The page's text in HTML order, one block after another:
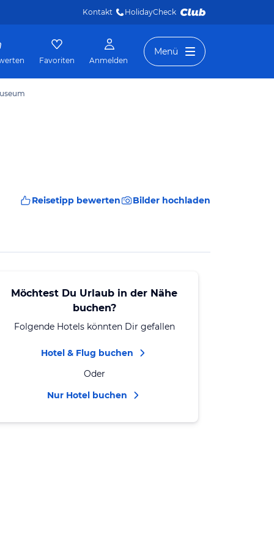
Kontakt HolidayCheck
Favoriten Anmelden
Menü
Reisetipp bewerten Bilder hochladen
Möchtest Du Urlaub in der Nähe
buchen?
Folgende Hotels könnten Dir gefallen
Hotel & Flug buchen
Oder
Nur Hotel buchen